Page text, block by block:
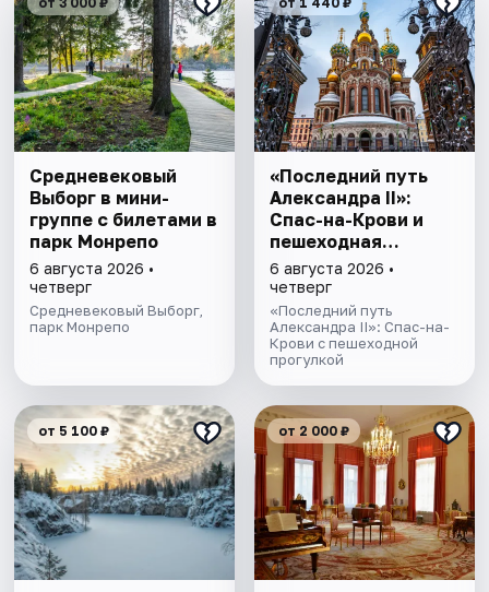
Cредневековый
Выборг в мини-
группе c билетами в
парк Монрепо
6 августа 2026 •
четверг
Средневековый Выборг,
парк Монрепо
«Последний путь
Александра II»:
Спас-на-Крови и
пешеходная
прогулка
6 августа 2026 •
четверг
«Последний путь
Александра II»: Спас-на-
Крови с пешеходной
прогулкой
от 5 100 ₽ от 2 000 ₽